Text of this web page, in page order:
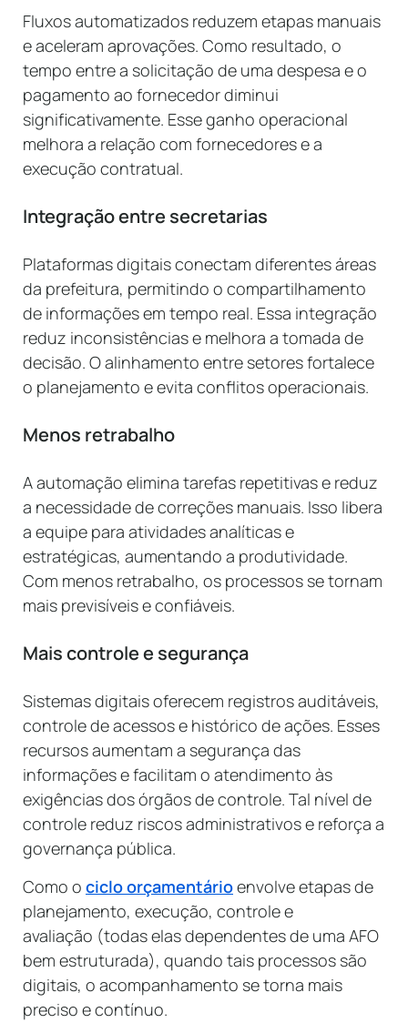
Fluxos automatizados reduzem etapas manuais
e aceleram aprovações. Como resultado, o
tempo entre a solicitação de uma despesa e o
pagamento ao fornecedor diminui
significativamente. Esse ganho operacional
melhora a relação com fornecedores e a
execução contratual.
Integração entre secretarias
Plataformas digitais conectam diferentes áreas
da prefeitura, permitindo o compartilhamento
de informações em tempo real. Essa integração
reduz inconsistências e melhora a tomada de
decisão. O alinhamento entre setores fortalece
o planejamento e evita conflitos operacionais.
Menos retrabalho
A automação elimina tarefas repetitivas e reduz
a necessidade de correções manuais. Isso libera
a equipe para atividades analíticas e
estratégicas, aumentando a produtividade.
Com menos retrabalho, os processos se tornam
mais previsíveis e confiáveis.
Mais controle e segurança
Sistemas digitais oferecem registros auditáveis,
controle de acessos e histórico de ações. Esses
recursos aumentam a segurança das
informações e facilitam o atendimento às
exigências dos órgãos de controle. Tal nível de
controle reduz riscos administrativos e reforça a
governança pública.
Como o ciclo orçamentárioenvolve etapas de
planejamento, execução, controle e
avaliação (todas elas dependentes de uma AFO
bem estruturada), quando tais processos são
digitais, o acompanhamento se torna mais
preciso e contínuo.